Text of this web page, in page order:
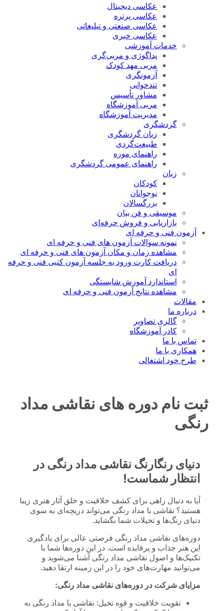
عکاسی دیجیتال
عکاسی پرتره
عکاسی صنعتی و تبلیغاتی
عکاسی خبری
خدمات آموزشی
پداگوژی و مربی‌گری
مربی مهد کودک
آزمونگری
تندخوانی
مشاور تأسیس
مربی آموزشگاه
مدیریت آموزشگاه
گردشگری
زبان گردشگری
طبیعت‌گردی
راهنمای موزه
راهنمای عمومی گردشگری
زبان
کودکان
نوجوانان
بزرگسالان
موسیقی و فن بیان
بازاریابی و فروش حرفه‌ای
آزمون فنی و حرفه ای
نمونه سوالات آزمون های فنی و حرفه ای
مشاهده زمان و مکان آزمون های فنی و حرفه ای
دریافت کارت ورود به جلسه آزمون کتبی فنی و حرفه
ای
استاندارد آموزش شایستگی
مشاهده نتایج آزمون فنی و حرفه ای
مقالات
درباره ما
گالری تصاویر
کادر آموزشگاه
تماس با ما
همکاری با ما
طرح خود اشتغالی
ثبت نام دوره های نقاشی مداد
رنگی
دنیای رنگارنگ نقاشی مداد رنگی در
انتظار شماست!
آیا به دنبال راهی برای کشف خلاقیت و خلق آثار هنری زیبا
هستید؟ نقاشی با مداد رنگی می‌تواند دریچه‌ای به سوی
دنیای رنگ‌ها و تخیلات شما بگشاید.
دوره‌های نقاشی مداد رنگی فرصتی عالی برای یادگیری
این هنر جذاب و پرفایده است. در این دوره‌ها شما با
تکنیک‌ها و اصول نقاشی مداد رنگی آشنا می‌شوید و
می‌توانید مهارت‌های خود را در این زمینه ارتقا دهید.
مزایای شرکت در دوره‌های نقاشی مداد رنگی:
تقویت خلاقیت و قوه تخیل: نقاشی با مداد رنگی به